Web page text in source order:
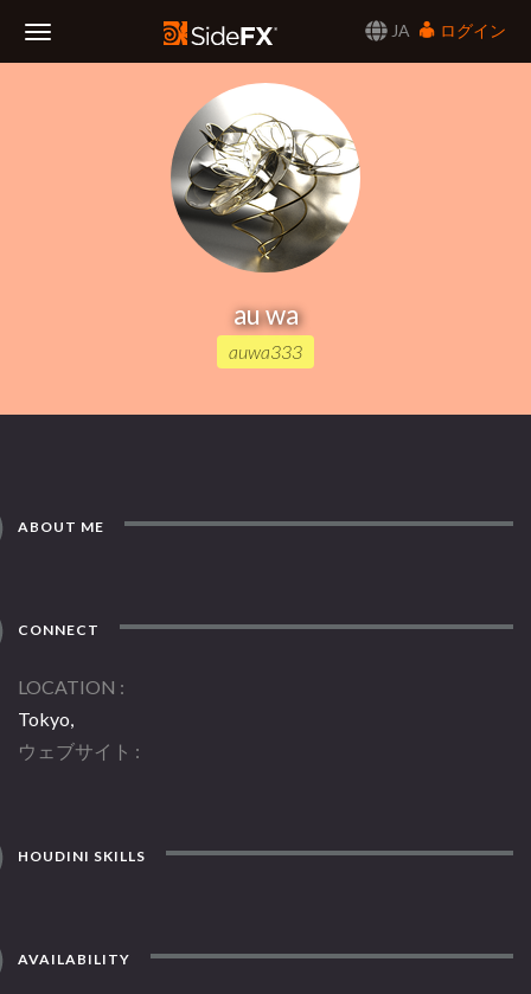
JA
ログイン
au wa
auwa333
ABOUT ME
CONNECT
LOCATION
Tokyo,
ウェブサイト
HOUDINI SKILLS
AVAILABILITY